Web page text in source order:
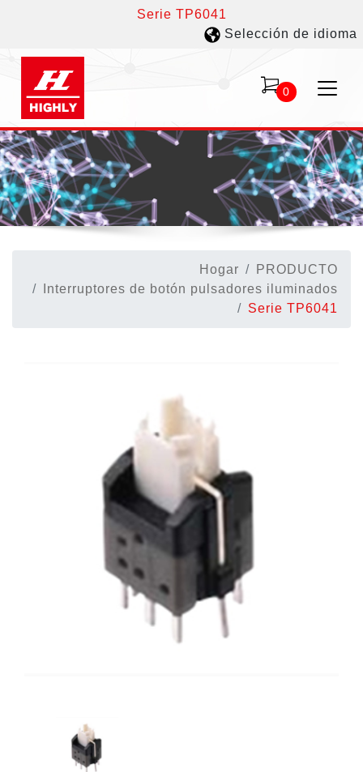
Serie TP6041
Selección de idioma
0
Hogar
PRODUCTO
Interruptores de botón pulsadores iluminados
Serie TP6041